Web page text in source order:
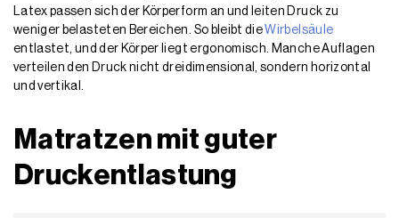
Latex passen sich der Körperform an und leiten Druck zu
weniger belasteten Bereichen. So bleibt dieWirbelsäule
entlastet, und der Körper liegt ergonomisch. Manche Auflagen
verteilen den Druck nicht dreidimensional, sondern horizontal
und vertikal.
Matratzen mit guter
Druckentlastung